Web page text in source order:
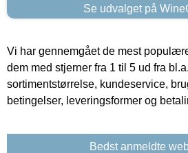
Se udvalget på
Vi har gennemgået de mest
dem med stjerner fra 1 til 5 ud fra
sortimentstørrelse, kundeservice,
betingelser, leveringsformer og
Bedst anmeldte